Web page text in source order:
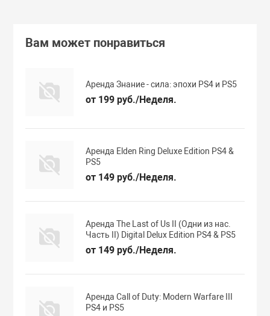
Вам может понравиться
Аренда Знание - сила: эпохи PS4 и PS5
от 199 руб./Неделя.
Аренда Elden Ring Deluxe Edition PS4 &
PS5
от 149 руб./Неделя.
Аренда The Last of Us II (Одни из нас.
Часть II) Digital Delux Edition PS4 & PS5
от 149 руб./Неделя.
Аренда Call of Duty: Modern Warfare III
PS4 и PS5